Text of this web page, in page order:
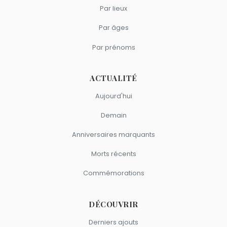
Par lieux
Par âges
Par prénoms
ACTUALITÉ
Aujourd'hui
Demain
Anniversaires marquants
Morts récents
Commémorations
DÉCOUVRIR
Derniers ajouts